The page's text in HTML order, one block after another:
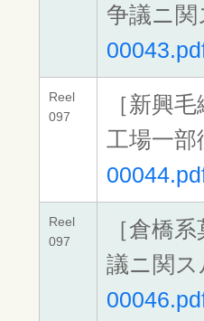
争議ニ
Reel
097
［新興
工場一部
Reel
097
［倉橋
議ニ関ス